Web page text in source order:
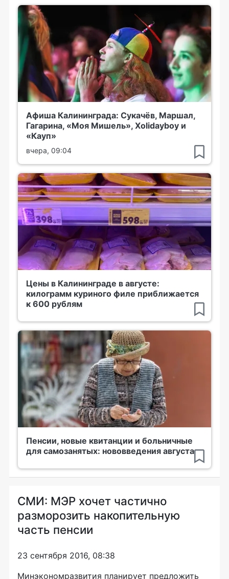
Афиша Калининграда: Сукачёв, Маршал,
Гагарина, «Моя Мишель», Xolidayboy и
«Кауп»
вчера, 09:04
Цены в Калининграде в августе:
килограмм куриного филе приближается
к 600 рублям
Пенсии, новые квитанции и больничные
для самозанятых: нововведения августа
СМИ: МЭР хочет частично
разморозить накопительную
часть пенсии
23 сентября 2016, 08:38
Минэкономразвития планирует предложить